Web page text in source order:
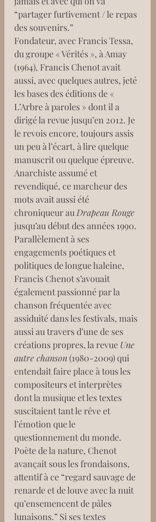
“partager furtivement / le repas
des souvenirs.”
Fondateur, avec Francis Tessa,
du groupe « Vérités », à Amay
(1964), Francis Chenot avait
aussi, avec quelques autres, jeté
les bases des éditions de «
L’Arbre à paroles » dont il a
dirigé la revue jusqu’en 2012. Je
le revois encore, toujours assis
un peu à l’écart, à lire quelque
manuscrit ou quelque épreuve.
Anarchiste assumé et
revendiqué, ce marcheur des
mots avait aussi été
chroniqueur au Drapeau Rouge
jusqu’au début des années 1990.
Parallèlement à ses
engagements poétiques et
politiques de longue haleine,
Francis Chenot s’avouait
également passionné par la
chanson fréquentée avec
assiduité dans les festivals, mais
aussi au travers d’une de ses
créations propres, la revue Une
autre chanson (1980-2009) qui
entendait faire place à tous les
compositeurs et interprètes
dont la musique et les textes
suscitaient tant le rêve et
l’émotion que le
questionnement du monde.
Poète de la nature, Chenot
avançait sous les frondaisons,
attentif à ce “regard sauvage de
renarde et de louve avec la nuit
qu’ensemencent de pâles
lunaisons.” Si ses textes